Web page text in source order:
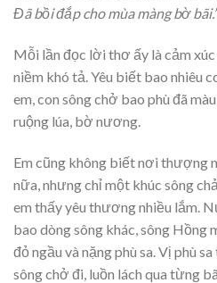
Đã bồi đắp cho mùa màng bờ bãi.”
Mỗi lần đọc lời thơ ấy là cảm
niềm khó tả. Yêu biết bao nhiêu
em, con sông chở bao phù đã
ruộng lúa, bờ nương.
Em cũng không biết nơi thượng
nữa, nhưng chỉ một khúc sông
em thấy yêu thương nhiều lắm.
bao dòng sông khác, sông Hồng
đỏ ngầu và nặng phù sa. Vị phù
sông chở đi, luồn lách qua từng